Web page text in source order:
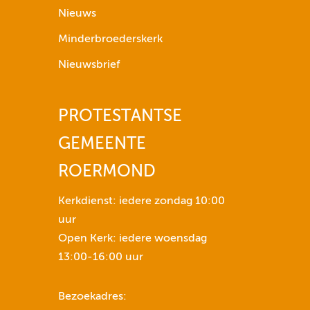
j
e
t
s
e
v
Nieuws
Minderbroederskerk
Nieuwsbrief
PROTESTANTSE
GEMEENTE
ROERMOND
Kerkdienst: iedere zondag 10:00
uur
Open Kerk: iedere woensdag
13:00-16:00 uur
Bezoekadres: